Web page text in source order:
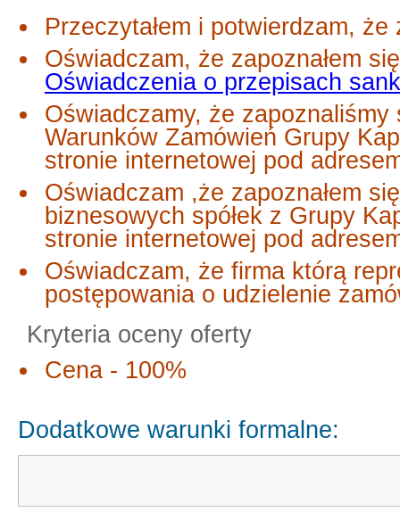
Przeczytałem i potwierdzam,
Oświadczam, że zapoznałem
Oświadczenia o przepisach
Oświadczamy, że
Warunków Zamówień Grupy
stronie internetowej pod
Oświadczam ,że zapoznałem
biznesowych spółek z Grupy
stronie internetowej pod
Oświadczam, że firma którą
postępowania o udzielenie
Kryteria oceny oferty
Cena - 100%
Dodatkowe warunki formalne: